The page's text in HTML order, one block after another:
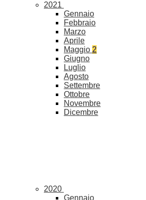
2021
Gennaio
Febbraio
Marzo
Aprile
Maggio 2
Giugno
Luglio
Agosto
Settembre
Ottobre
Novembre
Dicembre
2020
Gennaio